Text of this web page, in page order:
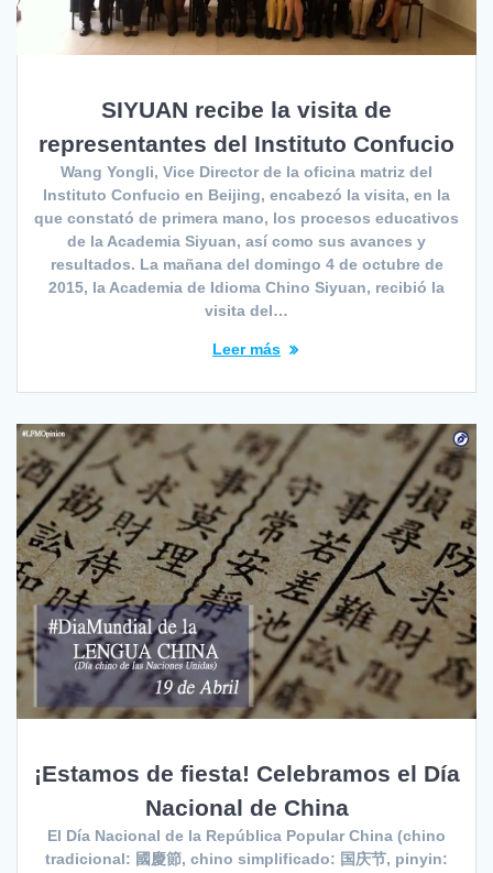
SIYUAN recibe la visita de
representantes del Instituto Confucio
Wang Yongli, Vice Director de la oficina matriz del
Instituto Confucio en Beijing, encabezó la visita, en la
que constató de primera mano, los procesos educativos
de la Academia Siyuan, así como sus avances y
resultados. La mañana del domingo 4 de octubre de
2015, la Academia de Idioma Chino Siyuan, recibió la
visita del…
Leer más
¡Estamos de fiesta! Celebramos el Día
Nacional de China
El Día Nacional de la República Popular China (chino
tradicional: 國慶節, chino simplificado: 国庆节, pinyin: